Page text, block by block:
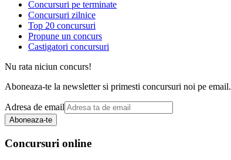
Concursuri pe terminate
Concursuri zilnice
Top 20 concursuri
Propune un concurs
Castigatori concursuri
Nu rata niciun concurs!
Aboneaza-te la newsletter si primesti concursuri noi pe email.
Adresa de email
Aboneaza-te
Concursuri online